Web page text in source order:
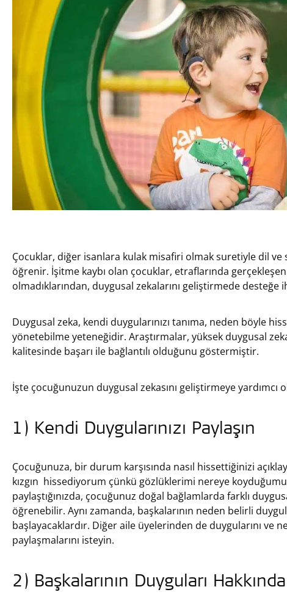
Çocuklar, diğer isanlara kulak misafiri olmak suretiyle dil ve
öğrenir. İşitme kaybı olan çocuklar, etraflarında
olmadıklarından, duygusal zekalarını geliştirmede desteğe
Duygusal zeka, kendi duygularınızı tanıma, neden böyle
yönetebilme yeteneğidir. Araştırmalar, yüksek duygusal
kalitesinde başarı ile bağlantılı olduğunu göstermiştir.
İşte çocuğunuzun duygusal zekasını geliştirmeye yardımcı
1) Kendi Duygularınızı Paylaşın
Çocuğunuza, bir durum karşısında nasıl hissettiğinizi
kızgın hissediyorum çünkü gözlüklerimi nereye koyduğumu
paylaştığınızda, çocuğunuz doğal bağlamlarda farklı
öğrenebilir. Aynı zamanda, başkalarının neden belirli
başlayacaklardır. Diğer aile üyelerinden de duygularını ve
paylaşmalarını isteyin.
2) Başkalarının Duyguları